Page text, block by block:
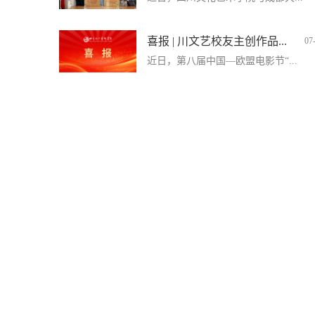
喜报 | 川文艺校友主创作品...
近日，第八届中国—欧盟电影节“...